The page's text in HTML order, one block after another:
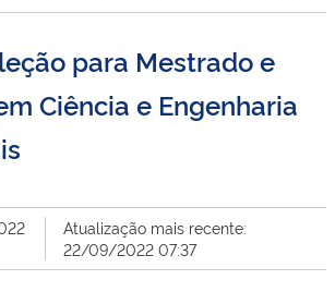
para Mestrado e
Ciência e Engenharia
Atualização mais recente:
22/09/2022 07:37